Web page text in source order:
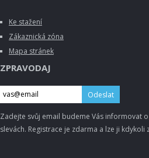
Ke stažení
Zákaznická zóna
Mapa stránek
ZPRAVODAJ
Odeslat
Zadejte svůj email budeme Vás informovat
slevách. Registrace je zdarma a lze ji kdykoli